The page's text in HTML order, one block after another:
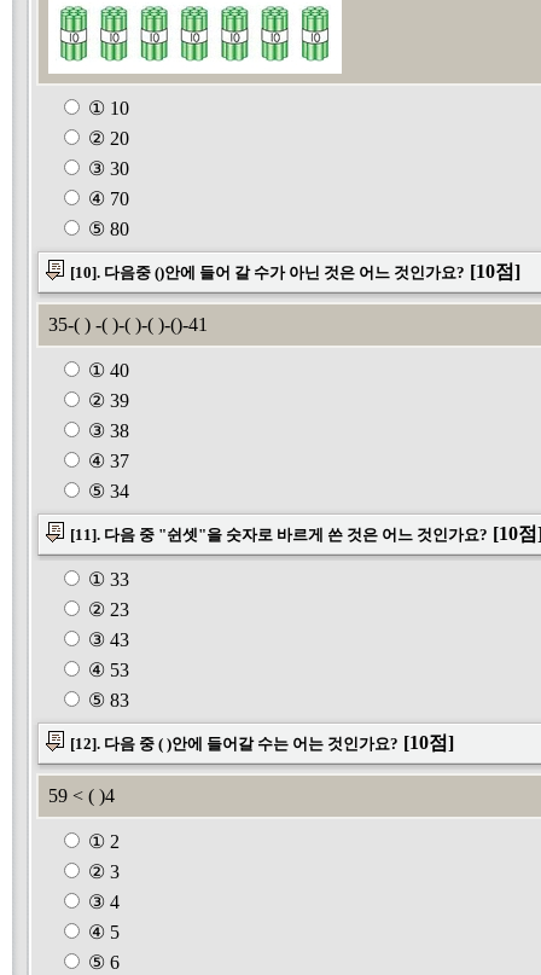
① 10
② 20
③ 30
④ 70
⑤ 80
[10]. 다음중 ()안에 들어 갈 수가 아닌 것은 어느 것인가요? [10점]
35-( ) -( )-( )-( )-()-41
① 40
② 39
③ 38
④ 37
⑤ 34
[11]. 다음 중 "쉰셋"을 숫자로 바르게 쓴 것은 어느 것인가요? [10
① 33
② 23
③ 43
④ 53
⑤ 83
[12]. 다음 중 ( )안에 들어갈 수는 어는 것인가요? [10점]
59 < ( )4
① 2
② 3
③ 4
④ 5
⑤ 6